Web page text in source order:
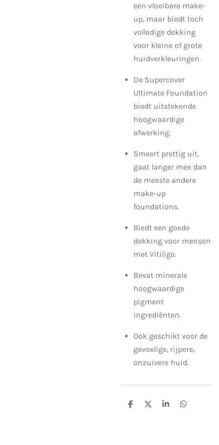
een vloeibare make-
up, maar biedt toch
volledige dekking
voor kleine of grote
huidverkleuringen.
De Supercover
Ultimate Foundation
biedt uitstekende
hoogwaardige
afwerking.
Smeert prettig uit,
gaat langer mee dan
de meeste andere
make-up
foundations.
Biedt een goede
dekking voor mensen
met Vitiligo.
Bevat minerale
hoogwaardige
pigment
ingrediënten.
Ook geschikt voor de
gevoelige, rijpere,
onzuivere huid.
D
D
S
D